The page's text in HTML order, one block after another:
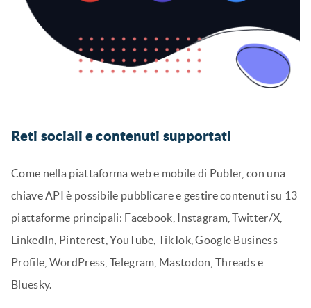
Reti sociali e contenuti supportati
Come nella piattaforma web e mobile di Publer, con una
chiave API è possibile pubblicare e gestire contenuti su 13
piattaforme principali: Facebook, Instagram, Twitter/X,
LinkedIn, Pinterest, YouTube, TikTok, Google Business
Profile, WordPress, Telegram, Mastodon, Threads e
Bluesky.